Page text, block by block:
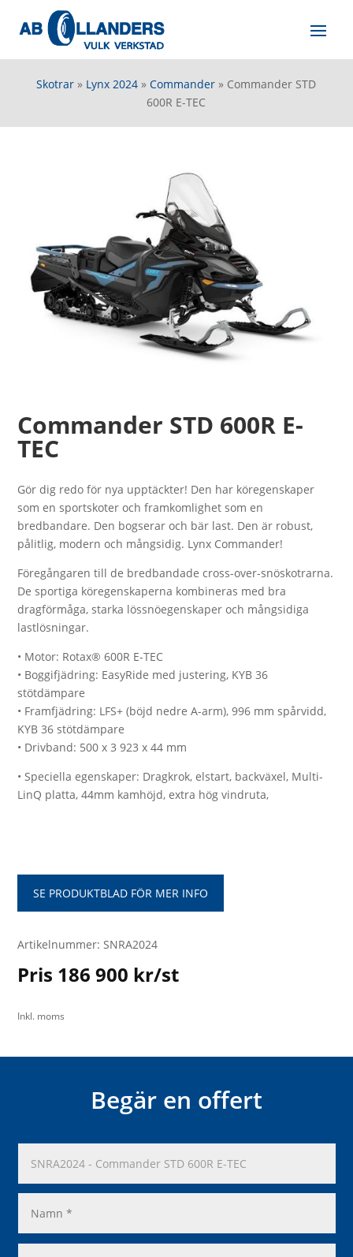
Skotrar » Lynx 2024 »Commander » Commander STD
600R E-TEC
Commander STD 600R E-
TEC
Gör dig redo för nya upptäckter! Den har köregenskaper
som en sportskoter och framkomlighet som en
bredbandare. Den bogserar och bär last. Den är robust,
pålitlig, modern och mångsidig. Lynx Commander!
Föregångaren till de bredbandade cross-over-snöskotrarna.
De sportiga köregenskaperna kombineras med bra
dragförmåga, starka lössnöegenskaper och mångsidiga
lastlösningar.
• Motor: Rotax® 600R E-TEC
• Boggifjädring: EasyRide med justering, KYB 36
stötdämpare
• Framfjädring: LFS+ (böjd nedre A-arm), 996 mm spårvidd,
KYB 36 stötdämpare
• Drivband: 500 x 3 923 x 44 mm
• Speciella egenskaper: Dragkrok, elstart, backväxel, Multi-
LinQ platta, 44mm kamhöjd, extra hög vindruta,
SE PRODUKTBLAD FÖR MER INFO
Artikelnummer: SNRA2024
Pris 186 900 kr/st
Inkl. moms
Begär en offert